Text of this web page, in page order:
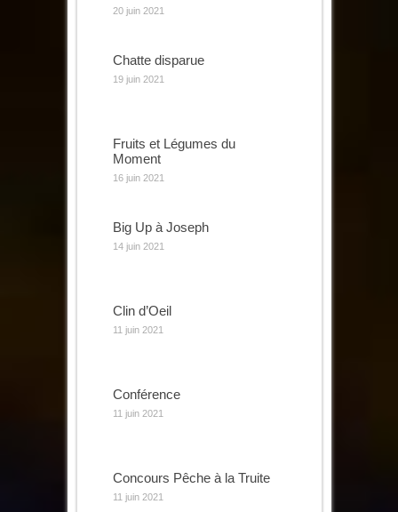
20 juin 2021
Chatte disparue
19 juin 2021
Fruits et Légumes du
Moment
16 juin 2021
Big Up à Joseph
14 juin 2021
Clin d’Oeil
11 juin 2021
Conférence
11 juin 2021
Concours Pêche à la Truite
11 juin 2021